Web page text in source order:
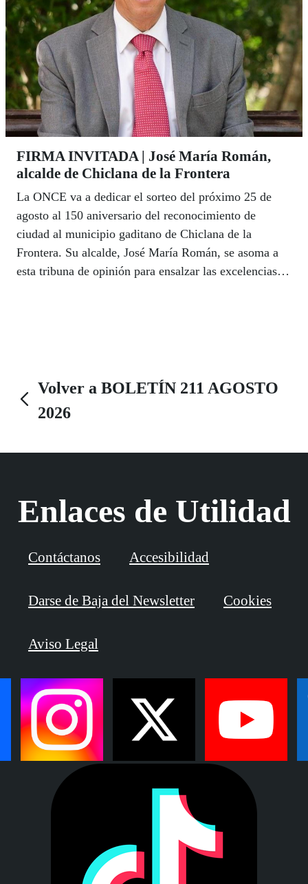
FIRMA INVITADA | José María Román,
alcalde de Chiclana de la Frontera
La ONCE va a dedicar el sorteo del próximo 25 de
agosto al 150 aniversario del reconocimiento de
ciudad al municipio gaditano de Chiclana de la
Frontera. Su alcalde, José María Román, se asoma a
esta tribuna de opinión para ensalzar las excelencias
Volver a BOLETÍN 211 AGOSTO
2026
Enlaces de Utilidad
Contáctanos Accesibilidad
Darse de Baja del Newsletter Cookies
Aviso Legal